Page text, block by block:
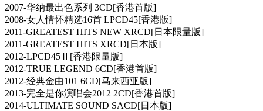
2007-华纳最出色系列 3CD[香港首版]
2008-女人情怀精选16首 LPCD45[香港版]
2011-GREATEST HITS NEW XRCD[日本限量版]
2011-GREATEST HITS XRCD[日本版]
2012-LPCD45Ⅱ[香港限量版]
2012-TRUE LEGEND 6CD[香港首版]
2012-经典金曲101 6CD[马来西亚版]
2013-完全是你演唱会2012 2CD[香港首版]
2014-ULTIMATE SOUND SACD[日本版]